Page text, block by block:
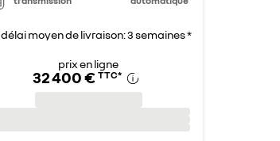
délai moyen de livraison: 3 semaines *
prix en ligne
32 400 € TTC*